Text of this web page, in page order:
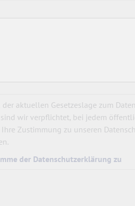
aktuellen Gesetzeslage zum
sind wir verpflichtet, bei jedem
Zustimmung zu unseren
der Datenschutzerklärung zu